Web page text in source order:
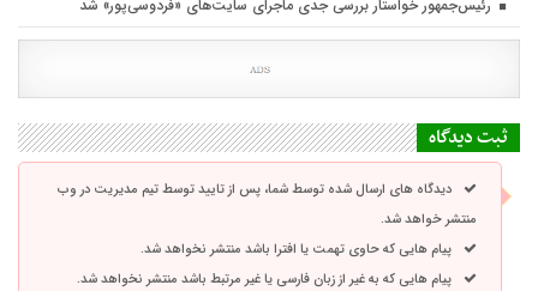
رئیس‌جمهور خواستار بررسی جدی ماجرای سایت‌های «فردوسی‌پور» شد
ثبت دیدگاه
دیدگاه های ارسال شده توسط شما، پس از تایید توسط تیم مدیریت در وب
منتشر خواهد شد.
پیام هایی که حاوی تهمت یا افترا باشد منتشر نخواهد شد.
پیام هایی که به غیر از زبان فارسی یا غیر مرتبط باشد منتشر نخواهد شد.